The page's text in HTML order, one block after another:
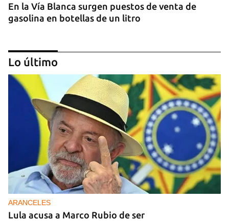
En la Vía Blanca surgen puestos de venta de
gasolina en botellas de un litro
DONACIONES
China entrega otros 5.000 sistemas fotovoltaicos
para zonas rurales de Cuba
Lo último
ARANCELES
Lula acusa a Marco Rubio de ser